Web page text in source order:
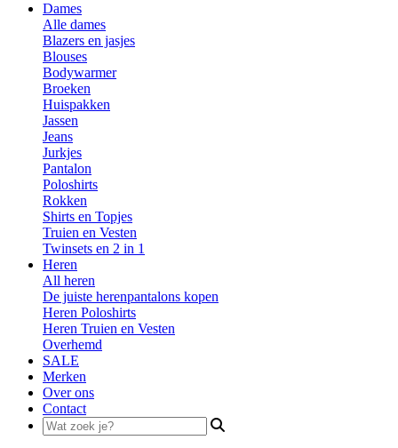
Dames
Alle dames
Blazers en jasjes
Blouses
Bodywarmer
Broeken
Huispakken
Jassen
Jeans
Jurkjes
Pantalon
Poloshirts
Rokken
Shirts en Topjes
Truien en Vesten
Twinsets en 2 in 1
Heren
All heren
De juiste herenpantalons kopen
Heren Poloshirts
Heren Truien en Vesten
Overhemd
SALE
Merken
Over ons
Contact
Search
for: